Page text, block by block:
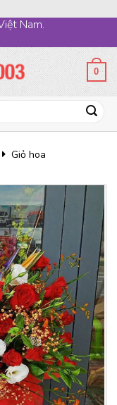
Nam.
0
Giỏ hoa